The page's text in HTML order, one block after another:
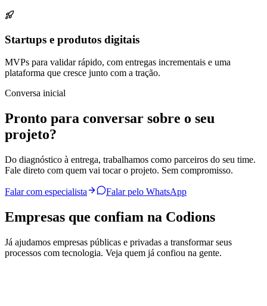
Startups e produtos digitais
MVPs para validar rápido, com entregas incrementais e uma
plataforma que cresce junto com a tração.
Conversa inicial
Pronto para conversar sobre o seu
projeto?
Do diagnóstico à entrega, trabalhamos como parceiros do seu time.
Fale direto com quem vai tocar o projeto. Sem compromisso.
Falar com especialista Falar pelo WhatsApp
Empresas que confiam na Codions
Já ajudamos empresas públicas e privadas a transformar seus
processos com tecnologia. Veja quem já confiou na gente.